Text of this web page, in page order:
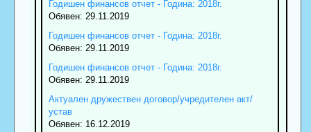
Годишен финансов отчет - Година: 2018г.
Обявен: 29.11.2019
Годишен финансов отчет - Година: 2018г.
Обявен: 29.11.2019
Годишен финансов отчет - Година: 2018г.
Обявен: 29.11.2019
Актуален дружествен договор/учредителен акт/
устав
Обявен: 16.12.2019